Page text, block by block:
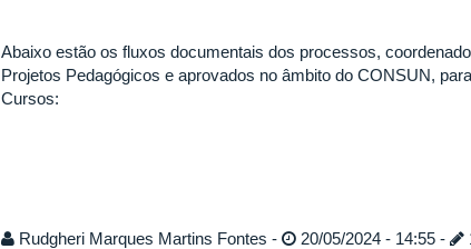
Abaixo estão os fluxos documentais dos processos,
Projetos Pedagógicos e aprovados no âmbito do CONSUN,
Cursos:
Rudgheri Marques Martins Fontes - 20/05/2024 - 14:55 -